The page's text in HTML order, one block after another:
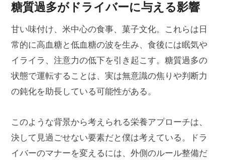
糖質過多がドライバーに与える影響
甘い味付け、米中心の食事、菓子文化。これらは日
常的に高血糖と低血糖の波を生み、食後には眠気や
イライラ、注意力の低下を引き起こす。糖質過多の
状態で運転することは、実は無意識の焦りや判断力
の鈍化を助長している可能性がある。
このような背景から考えられる栄養アプローチは、
決して見過ごせない要素だと僕は考えている。ドラ
イバーのマナーを変えるには、外側のルール整備だ